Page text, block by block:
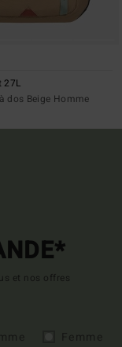
27L
dos Beige Homme
et nos offres